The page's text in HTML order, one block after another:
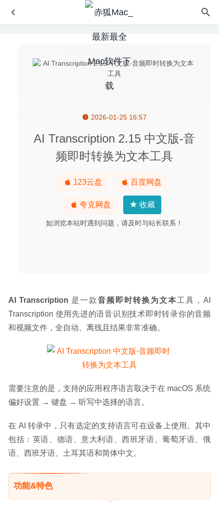
2026-01-25 16:57
AI Transcription 2.15 中文版-音
频即时转换为文本工具
123云盘 百度网盘
夸克网盘 收藏
如浏览本站时遇到问题，请及时与站长联系！
AI Transcription 是一款音频即时转换为文本工具，AI
Transcription 使用先进的语音识别技术即时转录你的音频
和视频文件，全自动、离线且结果非常准确。
需要注意的是，支持的应用程序语言取决于在 macOS 系统
偏好设置 → 键盘 → 听写中选择的语言。
在 AI 转录中，只有选定的支持语言可在设备上使用。其中
包括：英语、德语、意大利语、西班牙语、葡萄牙语、俄
语、西班牙语、土耳其语和简体中文。
功能&特色
Wattagio 1.13.1 中文版 – 电池健康检测管理工具
Internet Status 5.9 – 菜单栏网络状态工具 2026-05-31
Adobe After Effects 2020 17.0.2 for Mac中文破解版
SoundSource 4.2.3 for Mac中文版-功能强大的Mac音量控
Electerm 1.3.34 中文版-终端模拟器/ssh/sftp客户端